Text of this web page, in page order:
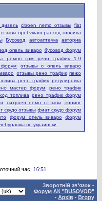
citroen nemo отзывы fiat
opel vivaro расход топлива
Бусовод автоаптечка авториа
опель виваро бусовод форум
ремня грм рено трафик 1.9
форум
отзывы о опель виваро
отзывы рено трафик пежо
рено трафик регулировка
мастер форум
рено трафик
топлива рено трафик форум
ситроен немо отзывы тюнинг
скудо отзывы фиат скудо форум
форум опель виваро
форум
чебурашка по украински
час: 16:51
Зворотній зв'язок -
Форум АК "BUSOVOD"
- Архів - Вгору